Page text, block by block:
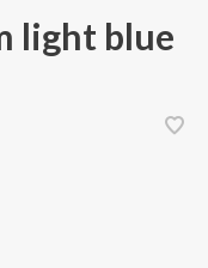
light blue